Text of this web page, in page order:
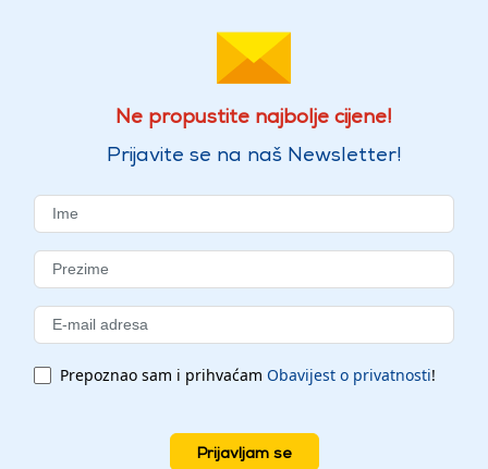
Ne propustite najbolje cijene!
Prijavite se na naš Newsletter!
Prepoznao sam i prihvaćam Obavijest o privatnosti!
Prijavljam se